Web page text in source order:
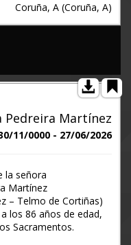
de su alma y
aniversario que tendrá
do Señor
OCHO de la tarde,
las más expresivas
Tel. 981 142390 -
Coruña, A (Coruña, A)
Pedreira Martínez
11/0000 - 27/06/2026
la señora
Martínez
– Telmo de Cortiñas)
los 86 años de edad,
Sacramentos.